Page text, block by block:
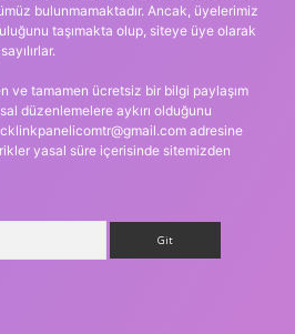
bulunmamaktadır. Ancak, üyelerimiz
taşımakta olup, siteye üye olarak
ve tamamen ücretsiz bir bilgi paylaşım
düzenlemelere aykırı olduğunu
adresine
yasal süre içerisinde sitemizden